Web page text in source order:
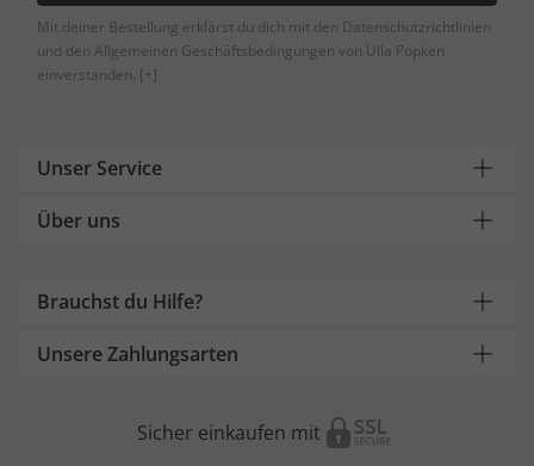
Mit deiner Bestellung erklärst du dich mit den Datenschutzrichtlinien
und den Allgemeinen Geschäftsbedingungen von Ulla Popken
einverstanden. [+]
Unser Service
Über uns
Brauchst du Hilfe?
Unsere Zahlungsarten
Sicher einkaufen mit